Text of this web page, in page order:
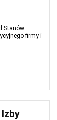
Stanów
firmy i
Izby